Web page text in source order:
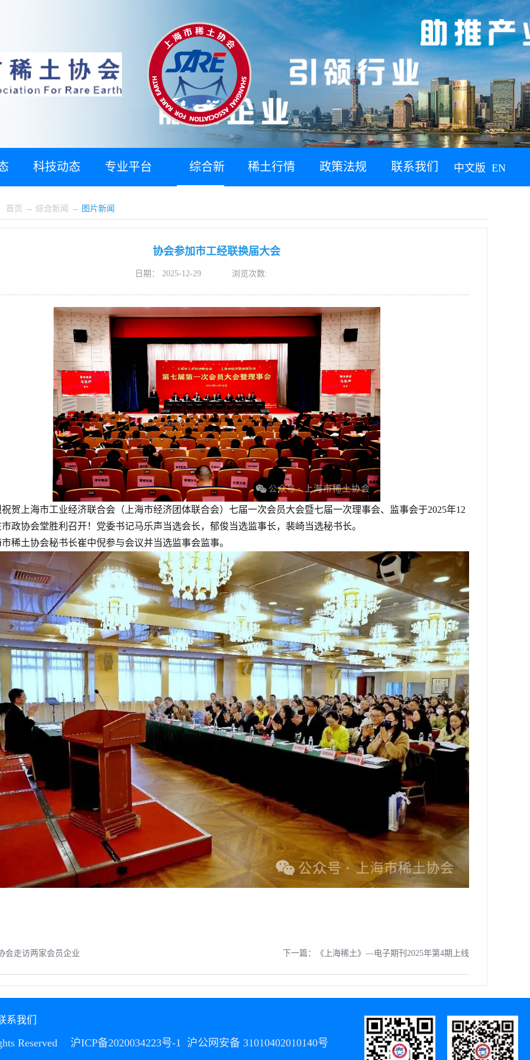
科技动态 专业平台 综合新 稀土行情 政策法规 联系我们 中文版 EN
首页 → 综合新闻 → 图片新闻
协会参加市工经联换届大会
日期： 2025-12-29 浏览次数:
贺上海市工业经济联合会（上海市经济团体联合会）七届一次会员大会暨七届一次理事会、监事会于2025年12
政协会堂胜利召开！党委书记马乐声当选会长，郁俊当选监事长，裴崎当选秘书长。
稀土协会秘书长崔中倪参与会议并当选监事会监事。
会走访两家会员企业 下一篇： 《上海稀土》—电子期刊2025年第4期上线
系我们
Reserved 沪ICP备2020034223号-1 沪公网安备 31010402010140号